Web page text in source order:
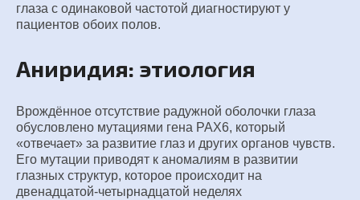
глаза с одинаковой частотой диагностируют у
пациентов обоих полов.
Аниридия: этиология
Врождённое отсутствие радужной оболочки глаза
обусловлено мутациями гена РАХ6, который
«отвечает» за развитие глаз и других органов чувств.
Его мутации приводят к аномалиям в развитии
глазных структур, которое происходит на
двенадцатой-четырнадцатой неделях